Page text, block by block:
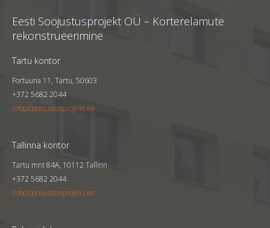
Kortereid
60
Eesti Soojustusprojekt OÜ – Korterelamute
rekonstrueerimine
Tartu kontor
Fortuuna 11, Tartu, 50603
+372 5682 2044
info(at)soojustusprojekt.ee
Tallinna kontor
Tartu mnt 84A, 10112 Tallinn
+372 5682 2044
info(at)soojustusprojekt.ee